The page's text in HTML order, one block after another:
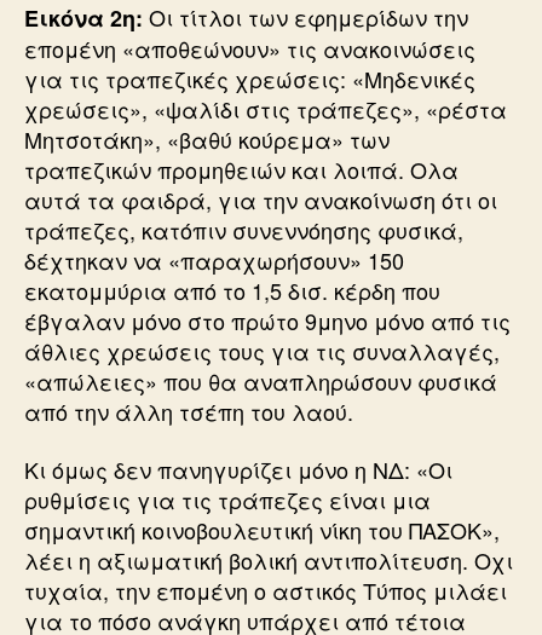
Εικόνα 2η: Οι τίτλοι των εφημερίδων την
επομένη «αποθεώνουν» τις ανακοινώσεις
για τις τραπεζικές χρεώσεις: «Μηδενικές
χρεώσεις», «ψαλίδι στις τράπεζες», «ρέστα
Μητσοτάκη», «βαθύ κούρεμα» των
τραπεζικών προμηθειών και λοιπά. Ολα
αυτά τα φαιδρά, για την ανακοίνωση ότι οι
τράπεζες, κατόπιν συνεννόησης φυσικά,
δέχτηκαν να «παραχωρήσουν» 150
εκατομμύρια από το 1,5 δισ. κέρδη που
έβγαλαν μόνο στο πρώτο 9μηνο μόνο από τις
άθλιες χρεώσεις τους για τις συναλλαγές,
«απώλειες» που θα αναπληρώσουν φυσικά
από την άλλη τσέπη του λαού.
Κι όμως δεν πανηγυρίζει μόνο η ΝΔ: «Οι
ρυθμίσεις για τις τράπεζες είναι μια
σημαντική κοινοβουλευτική νίκη του ΠΑΣΟΚ»,
λέει η αξιωματική βολική αντιπολίτευση. Οχι
τυχαία, την επομένη ο αστικός Τύπος μιλάει
για το πόσο ανάγκη υπάρχει από τέτοια